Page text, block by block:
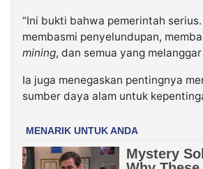
“Ini bukti bahwa pemerintah
membasmi penyelundupan,
mining, dan semua yang
Ia juga menegaskan pentingnya
sumber daya alam untuk